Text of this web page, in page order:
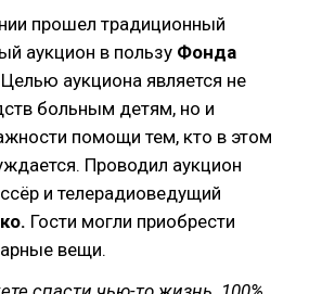
прошел традиционный
аукцион в пользу Фонда
Целью аукциона является не
больным детям, но и
помощи тем, кто в этом
Проводил аукцион
и телерадиоведущий
Гости могли приобрести
вещи.